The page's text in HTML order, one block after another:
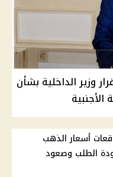
وزير الداخلية بشأن
أسعار الذهب
الطلب وصعود